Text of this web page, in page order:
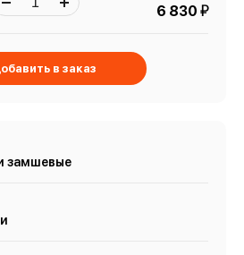
6 830 й
в заказ
замшевые